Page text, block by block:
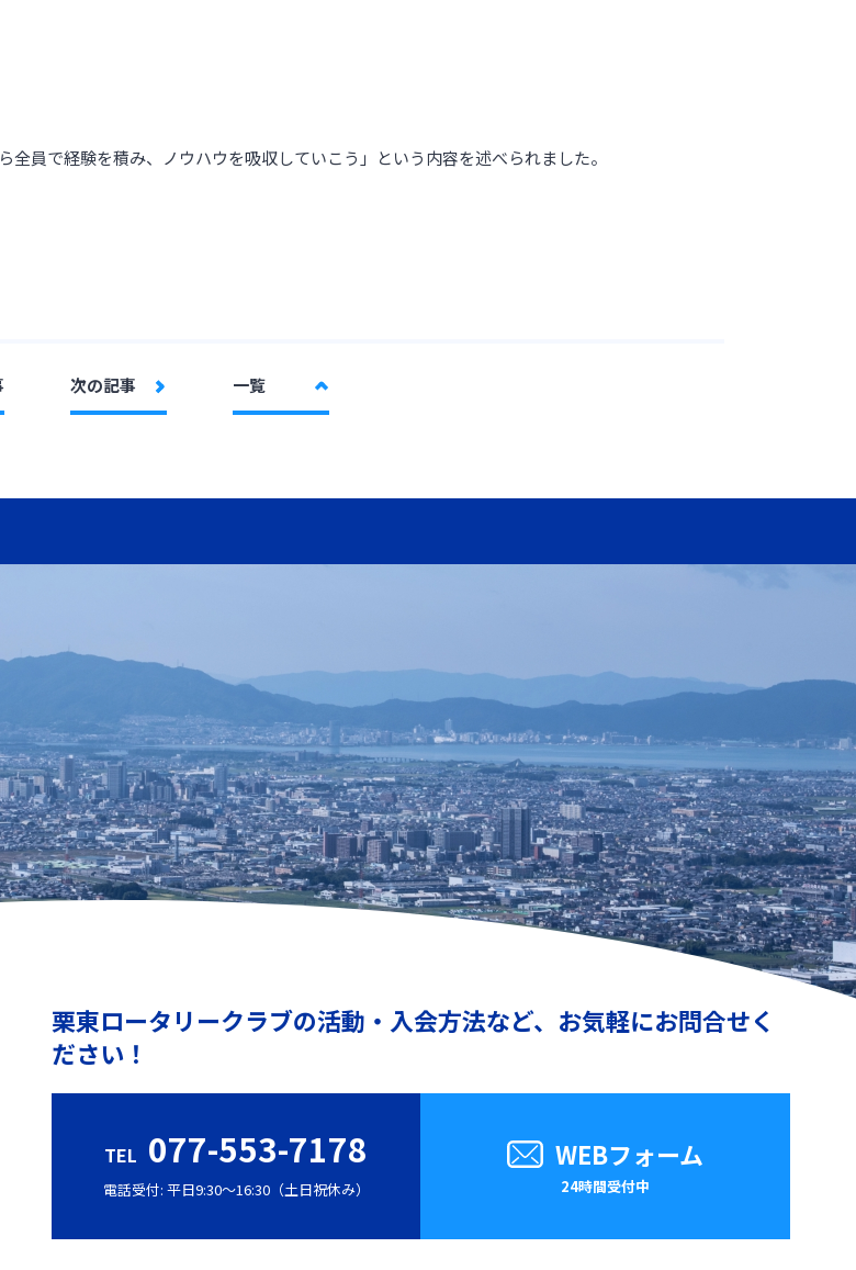
員で経験を積み、ノウハウを吸収していこう」という内容を述べられました。
次の記事 一覧
栗東ロータリークラブの活動・入会方法など、お気軽にお問合せく
ださい！
TEL 077-553-7178
電話受付: 平日9:30〜16:30（土日祝休み）
WEBフォーム
24時間受付中